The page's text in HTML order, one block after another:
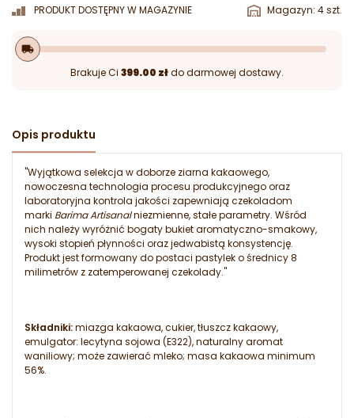
PRODUKT DOSTĘPNY W MAGAZYNIE Magazyn: 4 szt.
local_shipping
Brakuje Ci 399.00 złdo darmowej dostawy.
Opis produktu
"Wyjątkowa selekcja w doborze ziarna kakaowego,
nowoczesna technologia procesu produkcyjnego oraz
laboratoryjna kontrola jakości zapewniają czekoladom
marki Barima Artisanalniezmienne, stałe parametry. Wśród
nich należy wyróżnić bogaty bukiet aromatyczno-smakowy,
wysoki stopień płynności oraz jedwabistą konsystencję.
Produkt jest formowany do postaci pastylek o średnicy 8
milimetrów z zatemperowanej czekolady."
Składniki:miazga kakaowa, cukier, tłuszcz kakaowy,
emulgator: lecytyna sojowa (E322), naturalny aromat
waniliowy; może zawierać mleko; masa kakaowa minimum
56%.